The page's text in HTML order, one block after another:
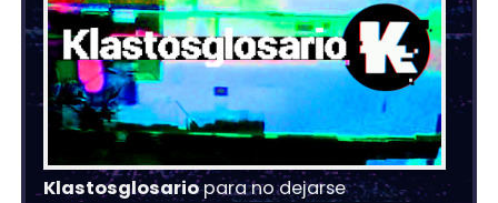
Klastosglosariopara no dejarse